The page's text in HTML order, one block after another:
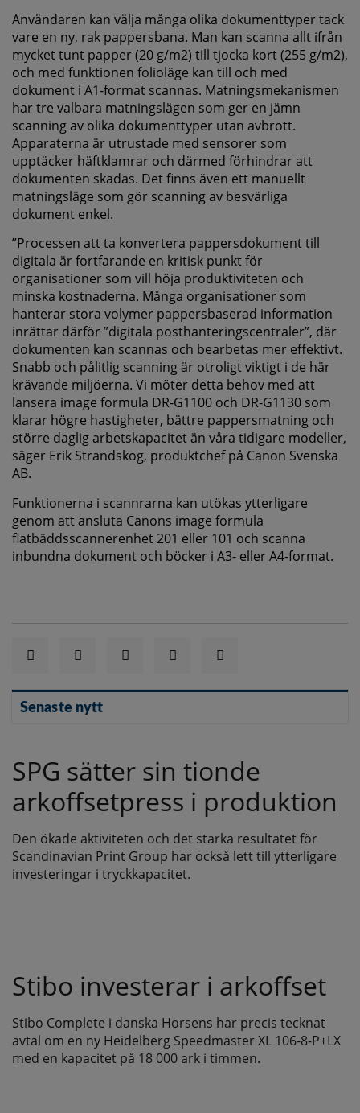
Användaren kan välja många olika dokumenttyper tack
vare en ny, rak pappersbana. Man kan scanna allt ifrån
mycket tunt papper (20 g/m2) till tjocka kort (255 g/m2),
och med funktionen folioläge kan till och med
dokument i A1-format scannas. Matningsmekanismen
har tre valbara matningslägen som ger en jämn
scanning av olika dokumenttyper utan avbrott.
Apparaterna är utrustade med sensorer som
upptäcker häftklamrar och därmed förhindrar att
dokumenten skadas. Det finns även ett manuellt
matningsläge som gör scanning av besvärliga
dokument enkel.
”Processen att ta konvertera pappersdokument till
digitala är fortfarande en kritisk punkt för
organisationer som vill höja produktiviteten och
minska kostnaderna. Många organisationer som
hanterar stora volymer pappersbaserad information
inrättar därför ”digitala posthanteringscentraler”, där
dokumenten kan scannas och bearbetas mer effektivt.
Snabb och pålitlig scanning är otroligt viktigt i de här
krävande miljöerna. Vi möter detta behov med att
lansera image formula DR-G1100 och DR-G1130 som
klarar högre hastigheter, bättre pappersmatning och
större daglig arbetskapacitet än våra tidigare modeller,
säger Erik Strandskog, produktchef på Canon Svenska
AB.
Funktionerna i scannrarna kan utökas ytterligare
genom att ansluta Canons image formula
flatbäddsscannerenhet 201 eller 101 och scanna
inbundna dokument och böcker i A3- eller A4-format.
Senaste nytt
SPG sätter sin tionde
arkoffsetpress i produktion
Den ökade aktiviteten och det starka resultatet för
Scandinavian Print Group har också lett till ytterligare
investeringar i tryckkapacitet.
Stibo investerar i arkoffset
Stibo Complete i danska Horsens har precis tecknat
avtal om en ny Heidelberg Speedmaster XL 106-8-P+LX
med en kapacitet på 18 000 ark i timmen.